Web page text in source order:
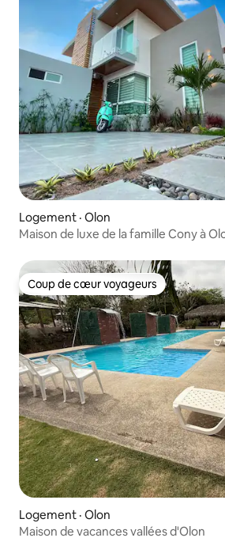
Logement · Olon
Maison de luxe de la famille Cony à
Coup de cœur voyageurs
Coup de cœur voyageurs
Logement · Olon
Maison de vacances vallées d'Olon